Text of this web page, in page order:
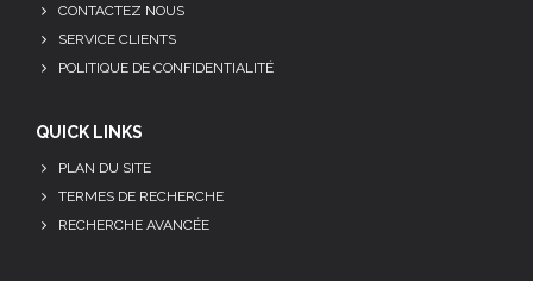
CONTACTEZ NOUS
SERVICE CLIENTS
POLITIQUE DE CONFIDENTIALITÉ
QUICK LINKS
PLAN DU SITE
TERMES DE RECHERCHE
RECHERCHE AVANCÉE